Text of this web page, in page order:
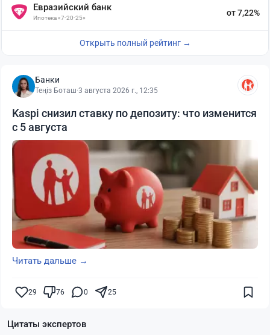
Евразийский банк
Ипотека «7-20-25»
от 7,22%
Открыть полный рейтинг →
Банки
Теңіз Боташ·3 августа 2026 г., 12:35
Kaspi снизил ставку по депозиту: что изменится
с 5 августа
Читать дальше →
29 76 0 25
Цитаты экспертов